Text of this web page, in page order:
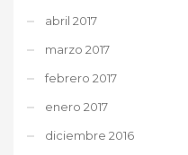
abril 2017
marzo 2017
febrero 2017
enero 2017
diciembre 2016